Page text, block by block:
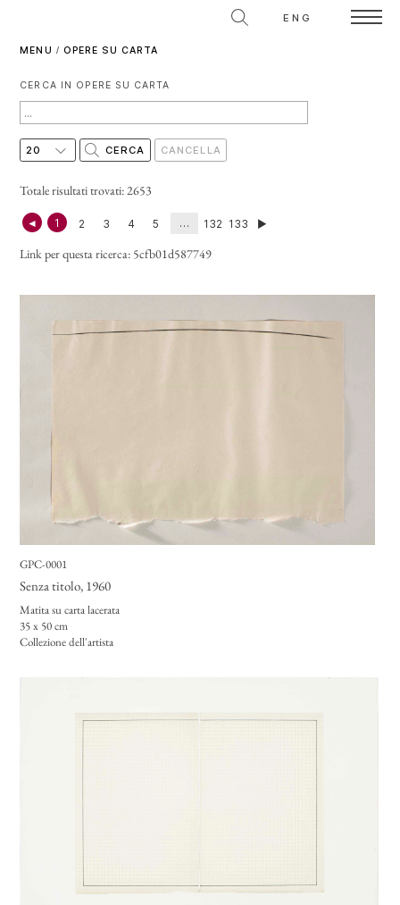
ENG
MENU / OPERE SU CARTA
CERCA IN OPERE SU CARTA
Totale risultati trovati: 2653
◄ 1 2 3 4 5 … 132 133 ►
Link per questa ricerca: 5cfb01d587749
GPC-0001
Senza titolo, 1960
Matita su carta lacerata
35 x 50 cm
Collezione dell'artista